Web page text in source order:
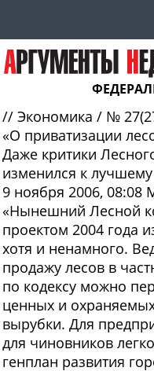
// Экономика / №
«О приватизации
Даже критики
изменился к лучшему
9 ноября 2006, 08:08
«Нынешний Лесной
проектом 2004 года
хотя и ненамного.
продажу лесов в
по кодексу можно
ценных и
вырубки. Для
для чиновников
генплан развития